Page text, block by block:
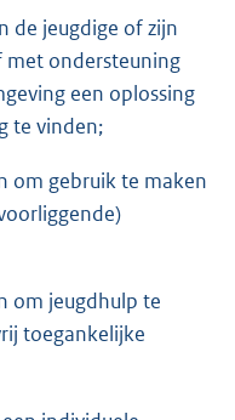
de jeugdige of zijn
met ondersteuning
een oplossing
te vinden;
om gebruik te maken
om jeugdhulp te
toegankelijke